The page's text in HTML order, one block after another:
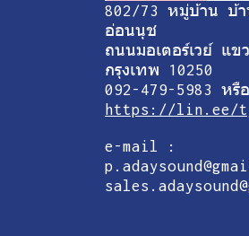
802/73 หมู่บ้าน บ้า
อ่อนนุช
ถนนมอเตอร์เวย์ แข
กรุงเทพ 10250
092-479-5983 หรื
https://lin.ee/
e-mail :